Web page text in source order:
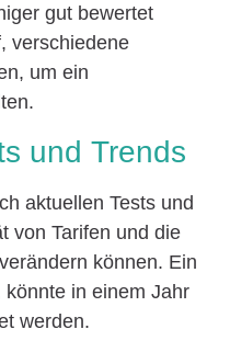
gut bewertet
verschiedene
um ein
und Trends
aktuellen Tests und
von Tarifen und die
können. Ein
in einem Jahr
werden.